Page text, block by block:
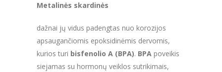
Metalinės skardinės
dažnai jų vidus padengtas nuo korozijos
apsaugančiomis epoksidinėmis dervomis,
kurios turi bisfenolio A (BPA). BPA poveikis
siejamas su hormonų veiklos sutrikimais,